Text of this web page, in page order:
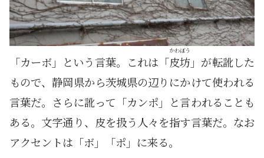
「カーボ」という言葉。これは「皮坊
かわぼう
」が転訛した
もので、静岡県から茨城県の辺りにかけて使われる
言葉だ。さらに訛って「カンポ」と言われることも
ある。文字通り、皮を扱う人々を指す言葉だ。なお
アクセントは「ボ」「ポ」に来る。